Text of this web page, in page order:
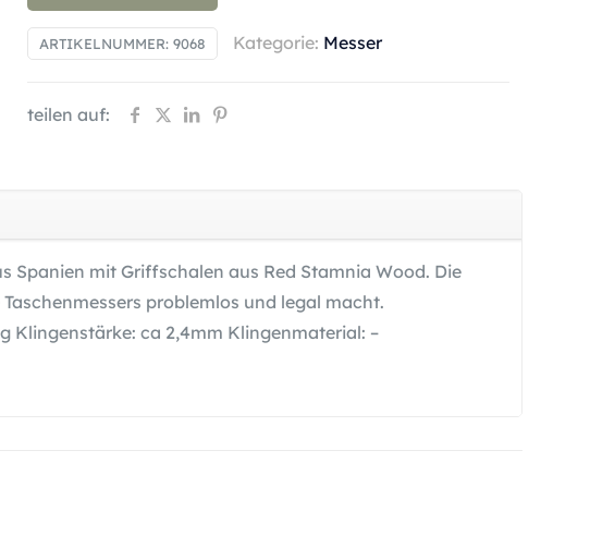
ARTIKELNUMMER: 9068 Kategorie: Messer
teilen auf:
Spanien mit Griffschalen aus Red Stamnia Wood. Die
problemlos und legal macht.
Klingenstärke: ca 2,4mm Klingenmaterial: –